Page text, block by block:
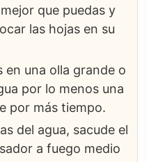
que puedas y
las hojas en su
en una olla grande o
por lo menos una
por más tiempo.
del agua, sacude el
a fuego medio